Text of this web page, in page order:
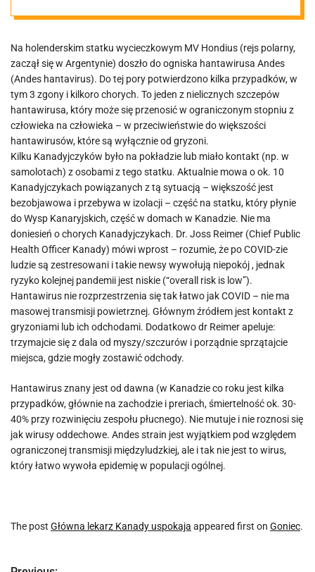
Na holenderskim statku wycieczkowym MV Hondius (rejs polarny,
zaczął się w Argentynie) doszło do ogniska hantawirusa Andes
(Andes hantavirus). Do tej pory potwierdzono kilka przypadków, w
tym 3 zgony i kilkoro chorych. To jeden z nielicznych szczepów
hantawirusa, który może się przenosić w ograniczonym stopniu z
człowieka na człowieka – w przeciwieństwie do większości
hantawirusów, które są wyłącznie od gryzoni.
Kilku Kanadyjczyków było na pokładzie lub miało kontakt (np. w
samolotach) z osobami z tego statku. Aktualnie mowa o ok. 10
Kanadyjczykach powiązanych z tą sytuacją – większość jest
bezobjawowa i przebywa w izolacji – część na statku, który płynie
do Wysp Kanaryjskich, część w domach w Kanadzie. Nie ma
doniesień o chorych Kanadyjczykach. Dr. Joss Reimer (Chief Public
Health Officer Kanady) mówi wprost – rozumie, że po COVID-zie
ludzie są zestresowani i takie newsy wywołują niepokój , jednak
ryzyko kolejnej pandemii jest niskie (“overall risk is low”).
Hantawirus nie rozprzestrzenia się tak łatwo jak COVID – nie ma
masowej transmisji powietrznej. Głównym źródłem jest kontakt z
gryzoniami lub ich odchodami. Dodatkowo dr Reimer apeluje:
trzymajcie się z dala od myszy/szczurów i porządnie sprzątajcie
miejsca, gdzie mogły zostawić odchody.
Hantawirus znany jest od dawna (w Kanadzie co roku jest kilka
przypadków, głównie na zachodzie i preriach, śmiertelność ok. 30-
40% przy rozwinięciu zespołu płucnego). Nie mutuje i nie roznosi się
jak wirusy oddechowe. Andes strain jest wyjątkiem pod względem
ograniczonej transmisji międzyludzkiej, ale i tak nie jest to wirus,
który łatwo wywoła epidemię w populacji ogólnej.
The post Główna lekarz Kanady uspokaja appeared first on Goniec.